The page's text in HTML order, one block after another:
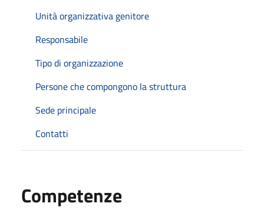
Unità organizzativa genitore
Responsabile
Tipo di organizzazione
Persone che compongono la struttura
Sede principale
Contatti
Competenze